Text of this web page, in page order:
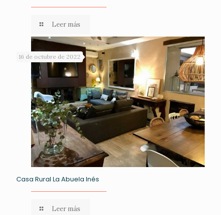
Leer más
16 de octubre de 2022
Casa Rural La Abuela Inés
Leer más